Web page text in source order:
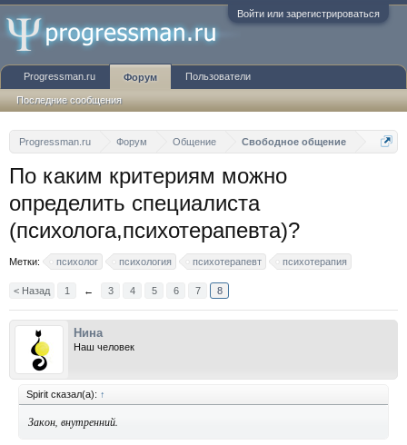
Войти или зарегистрироваться
Progressman.ru Форум Общение Свободное общение
По каким критериям можно
определить специалиста
(психолога,психотерапевта)?
Метки: психолог психология психотерапевт психотерапия
< Назад 1 ← 3 4 5 6 7 8
Нина
Наш человек
Spirit сказал(а): ↑
Закон, внутренний.
Progressman.ru Форум
Последние сообщения
Пользователи